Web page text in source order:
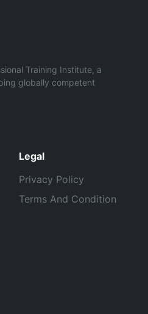
Training Institute, a
globally competent
Legal
Privacy Policy
Terms And Condition